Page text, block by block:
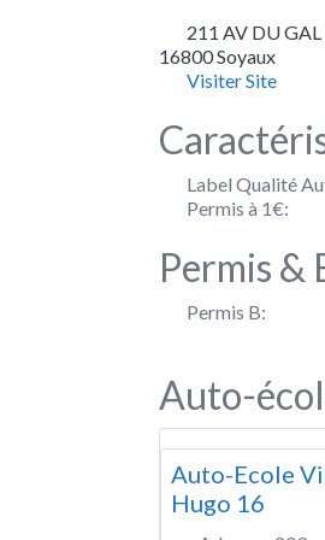
211 AV DU
16800Soyaux
Visiter Site
Label Qualité
Permis à 1€:
Permis &
Permis B:
Auto-
Auto-Ecole
Hugo 16